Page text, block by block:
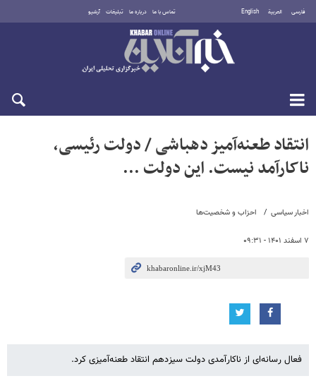
فارسی العربية English تماس با ما درباره ما تبلیغات آرشیو
جمعه ۱۶ مرداد ۱۴۰۵
اخبار سیاسی احزاب و شخصیت‌ها
۷ اسفند ۱۴۰۱ - ۰۹:۳۱
انتقاد طعنه‌آمیز دهباشی / دولت رئیسی،
ناکارآمد نیست. این دولت ...
فعال رسانه‌ای از ناکارآمدی دولت سیزدهم انتقاد طعنه‌آمیزی کرد.